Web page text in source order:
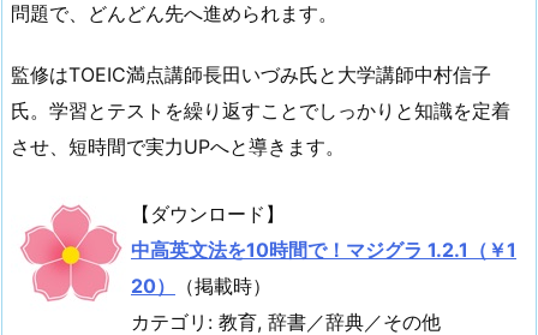
問題で、どんどん先へ進められます。
監修はTOEIC満点講師長田いづみ氏と大学講師中村信子
氏。学習とテストを繰り返すことでしっかりと知識を定着
させ、短時間で実力UPへと導きます。
【ダウンロード】
中高英文法を10時間で！マジグラ 1.2.1（￥1
20）
（掲載時）
カテゴリ: 教育, 辞書／辞典／その他